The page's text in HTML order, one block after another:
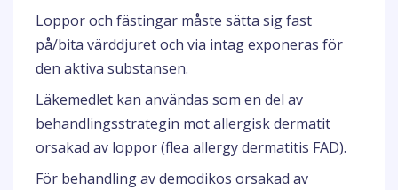
Loppor och fästingar måste sätta sig fast
på/bita värddjuret och via intag exponeras för
den aktiva substansen.
Läkemedlet kan användas som en del av
behandlingsstrategin mot allergisk dermatit
orsakad av loppor (flea allergy dermatitis FAD).
För behandling av demodikos orsakad av